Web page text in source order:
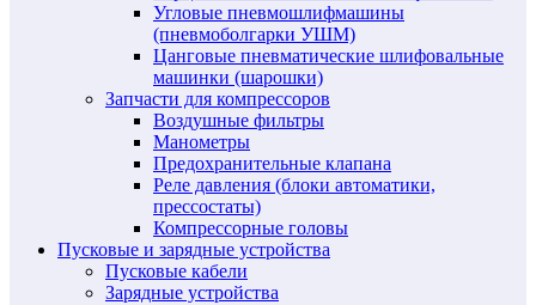
Угловые пневмошлифмашины
(пневмоболгарки УШМ)
Цанговые пневматические шлифовальные
машинки (шарошки)
Запчасти для компрессоров
Воздушные фильтры
Манометры
Предохранительные клапана
Реле давления (блоки автоматики,
прессостаты)
Компрессорные головы
Пусковые и зарядные устройства
Пусковые кабели
Зарядные устройства